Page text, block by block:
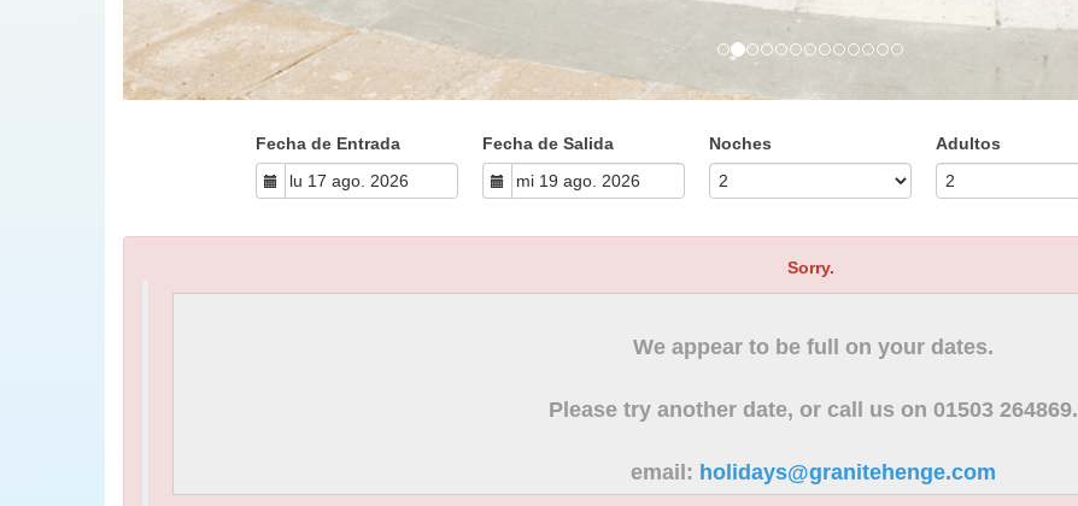
Fecha de Entrada Fecha de Salida Noches Adultos
Sorry.
We appear to be full on your dates.
Please try another date, or call us on 01503 264869.
email: holidays@granitehenge.com